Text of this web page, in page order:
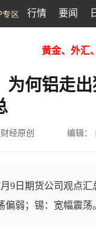
行情 要闻
黄金、外汇
为何铝走
经原创 编辑：
月9日期货公司观点
偏弱；锡：宽幅震荡